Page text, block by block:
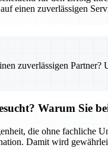
einen zuverlässigen
zuverlässigen
Warum Sie
die ohne fachliche
Damit wird